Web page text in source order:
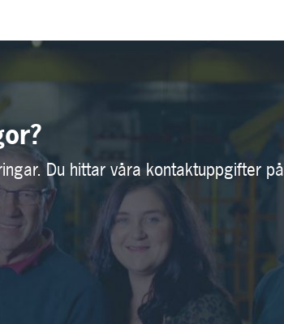
Du hittar våra kontaktuppgifter på